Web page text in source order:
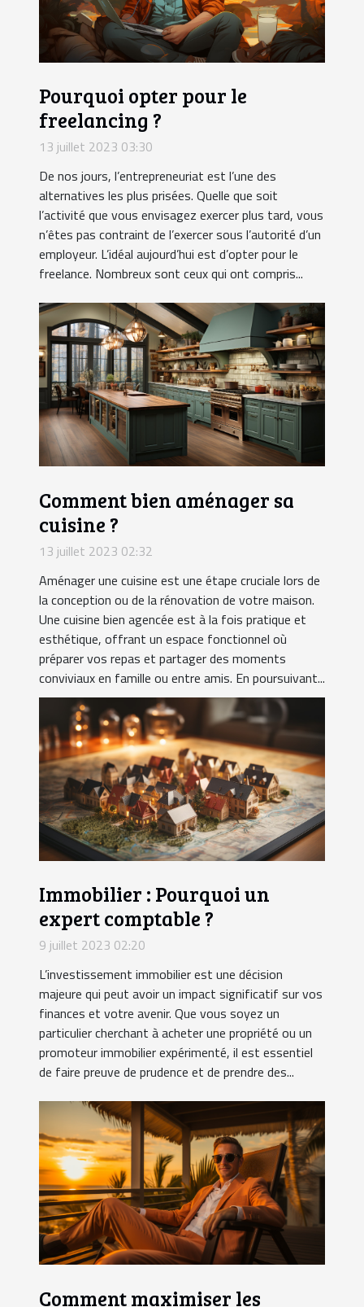
Pourquoi opter pour le
freelancing ?
13 juillet 2023 03:30
De nos jours, l’entrepreneuriat est l’une des
alternatives les plus prisées. Quelle que soit
l’activité que vous envisagez exercer plus tard, vous
n’êtes pas contraint de l’exercer sous l’autorité d’un
employeur. L’idéal aujourd’hui est d’opter pour le
freelance. Nombreux sont ceux qui ont compris...
Comment bien aménager sa
cuisine ?
13 juillet 2023 02:32
Aménager une cuisine est une étape cruciale lors de
la conception ou de la rénovation de votre maison.
Une cuisine bien agencée est à la fois pratique et
esthétique, offrant un espace fonctionnel où
préparer vos repas et partager des moments
conviviaux en famille ou entre amis. En poursuivant...
Immobilier : Pourquoi un
expert comptable ?
9 juillet 2023 02:20
L’investissement immobilier est une décision
majeure qui peut avoir un impact significatif sur vos
finances et votre avenir. Que vous soyez un
particulier cherchant à acheter une propriété ou un
promoteur immobilier expérimenté, il est essentiel
de faire preuve de prudence et de prendre des...
Comment maximiser les